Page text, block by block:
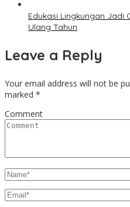
Edukasi Lingkungan Jadi
Ulang Tahun
Leave a Reply
Your email address will not be
marked *
Comment